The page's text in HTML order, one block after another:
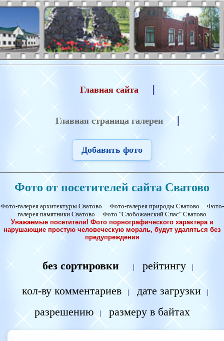
Главная сайта |
Главная страница галереи |
Добавить фото
Фото от посетителей сайта Сватово
Фото-галерея архитектуры Сватово Фото-галерея природы Сватово
Фото-
галерея памятники Сватово
Фото "Слобожанский Спас" Сватово
Уважаемые посетители! Фото порнографического характера и
нарушающие простую человеческую мораль, будут удаляться без
предупреждения
без сортировки | рейтингу |
кол-ву комментариев | дате загрузки |
разрешению | размеру в байтах